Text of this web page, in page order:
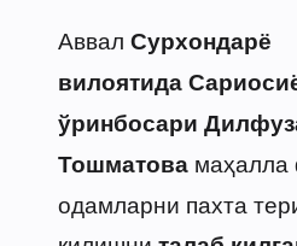
Аввал Сурхондарё
вилоятида
ўринбосари
Тошматова
одамларни пахта